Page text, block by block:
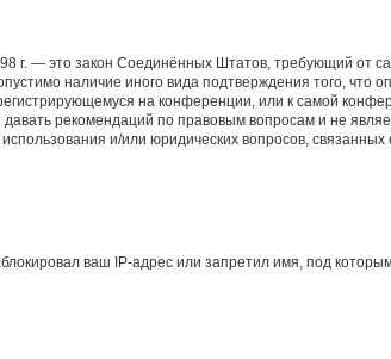
г. — это закон Соединённых Штатов, требующий от
наличие иного вида подтверждения того, что
на конференции, или к самой
рекомендаций по правовым вопросам и не
и/или юридических вопросов,
ваш IP-адрес или запретил имя, под